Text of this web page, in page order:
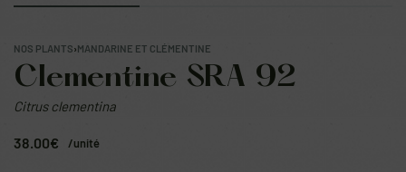
NOS PLANTS›MANDARINE ET CLÉMENTINE
Clementine SRA 92
Citrus clementina
38.00€ /unité